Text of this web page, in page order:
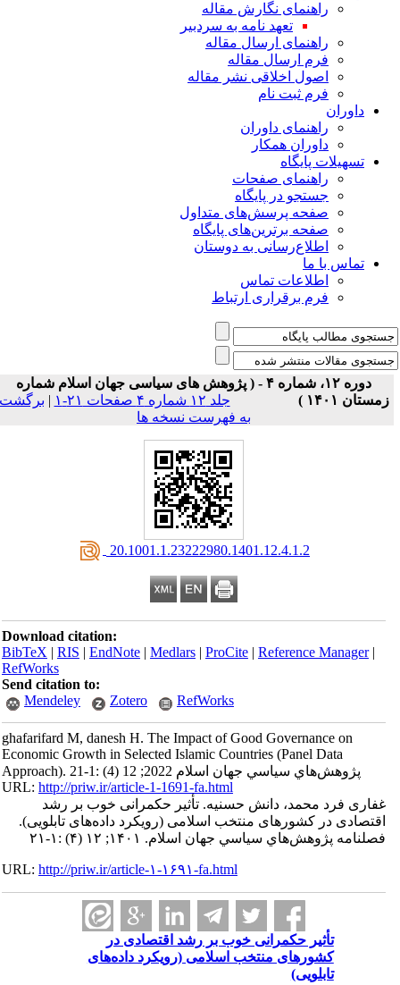
راهنمای نگارش مقاله
تعهد نامه به سردبیر
راهنمای ارسال مقاله
فرم ارسال مقاله
اصول اخلاقی نشر مقاله
فرم ثبت نام
داوران
راهنمای داوران
داوران همکار
تسهیلات پایگاه
راهنمای صفحات
جستجو در پایگاه
صفحه پرسش‌های متداول
صفحه برترین‌های پایگاه
اطلاع‌رسانی به دوستان
تماس با ما
اطلاعات تماس
فرم برقراری ارتباط
دوره ۱۲، شماره ۴ - ( پژوهش های سیاسی جهان اسلام شماره
زمستان ۱۴۰۱ )
جلد ۱۲ شماره ۴ صفحات ۲۱-۱ | برگشت
به فهرست نسخه ها
‎ 20.1001.1.23222980.1401.12.4.1.2
Download citation:
BibTeX|RIS|EndNote|Medlars|ProCite|Reference Manager
RefWorks
Send citation to:
Mendeley
Zotero RefWorks
ghafarifard M, danesh H. The Impact of Good Governance on
Economic Growth in Selected Islamic Countries (Panel Data
Approach). پژوهش‌هاي سياسي جهان اسلام 2022; 12 (4) :1-21
URL:http://priw.ir/article-1-1691-fa.html
غفاری فرد محمد، دانش حسنیه. تأثیر حکمرانی خوب بر رشد
اقتصادی در کشورهای منتخب اسلامی (رویکرد داده‌های تابلویی).
فصلنامه پژوهش‌هاي سياسي جهان اسلام. ۱۴۰۱; ۱۲ (۴) :۱-۲۱
URL:http://priw.ir/article-۱-۱۶۹۱-fa.html
تأثیر حکمرانی خوب بر رشد اقتصادی در
کشورهای منتخب اسلامی (رویکرد داده‌های
تابلویی)